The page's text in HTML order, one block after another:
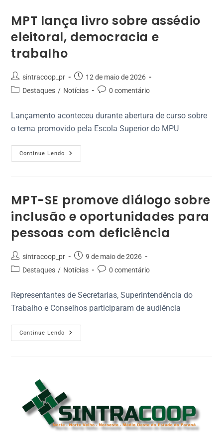
MPT lança livro sobre assédio
eleitoral, democracia e
trabalho
sintracoop_pr
12 de maio de 2026
Destaques / Notícias 0 comentário
Lançamento aconteceu durante abertura de curso sobre
o tema promovido pela Escola Superior do MPU
Continue Lendo
MPT-SE promove diálogo sobre
inclusão e oportunidades para
pessoas com deficiência
sintracoop_pr
9 de maio de 2026
Destaques / Notícias 0 comentário
Representantes de Secretarias, Superintendência do
Trabalho e Conselhos participaram de audiência
Continue Lendo